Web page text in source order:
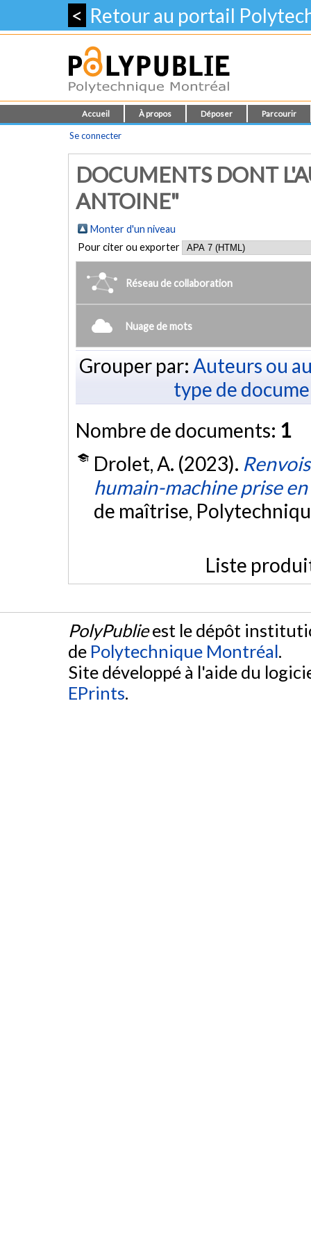
< Retour au portail
Accueil À propos Déposer Parcourir
Se connecter
DOCUMENTS DONT
ANTOINE"
Monter d'un niveau
Pour citer ou exporter
Réseau de collaboration
Nuage de mots
Grouper par: Auteurs ou
type de
Nombre de documents: 1
Drolet, A. (2023).
humain-machine prise
de maîtrise,
Liste
PolyPublieest le dépôt
de Polytechnique Montréal.
Site développé à l'aide du
EPrints.